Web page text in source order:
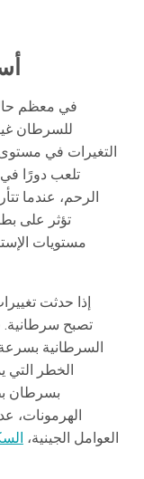
في معظم
للسرطان
التغيرات في
تلعب دورًا
الرحم، عندما
تؤثر على
مستويات
إذا حدثت
تصبح سرطانية.
السرطانية
الخطر التي
بسرطان
الهرمونات،
العوامل الجينية،